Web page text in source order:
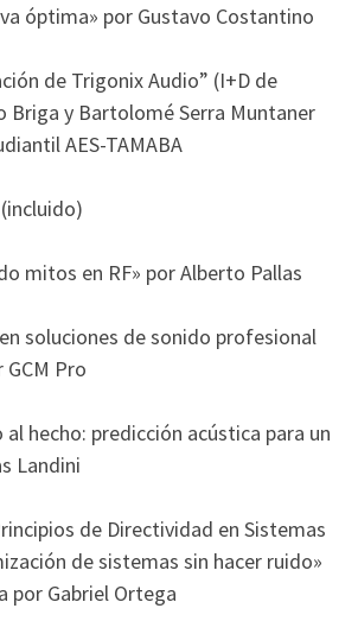
óptima» por Gustavo Costantino
de Trigonix Audio” (I+D de
Briga y Bartolomé Serra Muntaner
AES-TAMABA
mitos en RF» por Alberto Pallas
soluciones de sonido profesional
Pro
al hecho: predicción acústica para un
Landini
de Directividad en Sistemas
de sistemas sin hacer ruido»
por Gabriel Ortega